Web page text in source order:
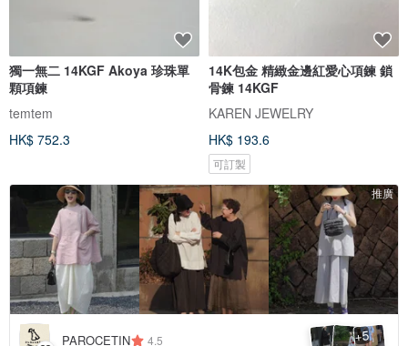
獨一無二 14KGF Akoya 珍珠單
顆項鍊
temtem
HK$ 752.3
14K包金 精緻金邊紅愛心項鍊 鎖
骨鍊 14KGF
KAREN JEWELRY
HK$ 193.6
可訂製
推廣
PAROCETIN 4.5 +5